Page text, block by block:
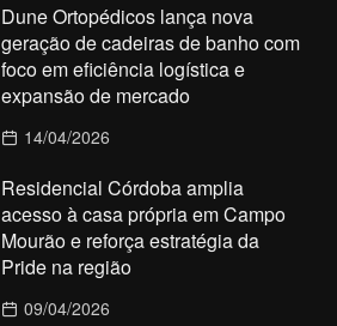
Dune Ortopédicos lança nova
geração de cadeiras de banho com
foco em eficiência logística e
expansão de mercado
14/04/2026
Residencial Córdoba amplia
acesso à casa própria em Campo
Mourão e reforça estratégia da
Pride na região
09/04/2026